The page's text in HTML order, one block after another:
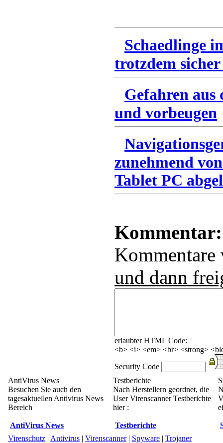
Schaedlinge
trotzdem
Gefahren
und vorbeugen
zunehmend
Tablet PC
Kommentar:
und dann
erlaubter HTML Code:
<b> <i> <em> <br> <strong>
Security Code
AntiVirus News
Besuchen Sie auch den
tagesaktuellen Antivirus News
Bereich
AntiVirus News
Testberichte
Nach Herstellern geordnet, die
User Virenscanner Testberichte
hier :
Testberichte
Virenschutz | Antivirus | Virenscanner| Spyware | Trojaner